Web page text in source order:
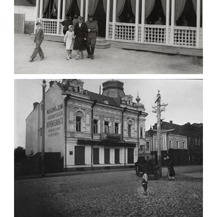
ПАВІЛЬЙОН МОРОЗИВА ЖИТОМИР 1947
Фото Житомир (1945-
1960)
Leave a comment
ФОТО ЖИТОМИРА 1905 ВУЛ.